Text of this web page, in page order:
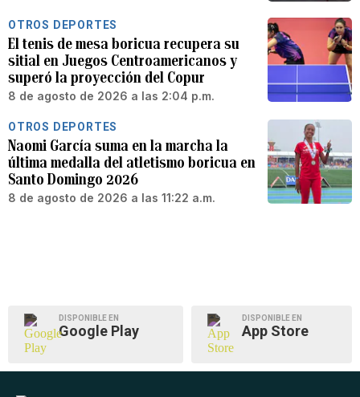
OTROS DEPORTES
El tenis de mesa boricua recupera su
sitial en Juegos Centroamericanos y
superó la proyección del Copur
8 de agosto de 2026 a las 2:04 p.m.
OTROS DEPORTES
Naomi García suma en la marcha la
última medalla del atletismo boricua en
Santo Domingo 2026
8 de agosto de 2026 a las 11:22 a.m.
DISPONIBLE EN
Google Play
DISPONIBLE EN
App Store